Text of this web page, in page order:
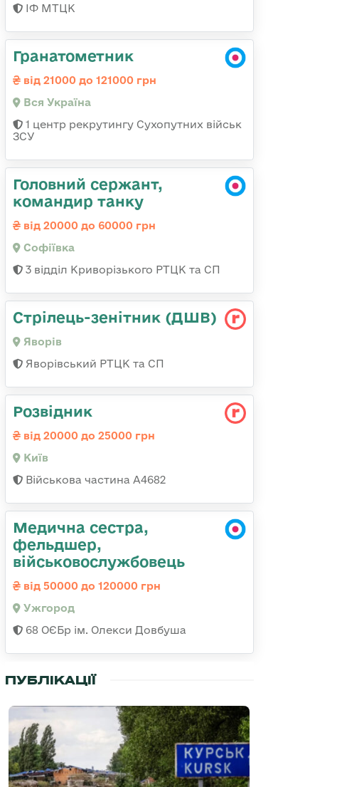
ІФ МТЦК
Гранатометник
від 21000 до 121000 грн
Вся Україна
1 центр рекрутингу Сухопутних військ
ЗСУ
Головний сержант,
командир танку
від 20000 до 60000 грн
Софіївка
3 відділ Криворізького РТЦК та СП
Стрілець-зенітник (ДШВ)
Яворів
Яворівський РТЦК та СП
Розвідник
від 20000 до 25000 грн
Київ
Військова частина А4682
Медична сестра,
фельдшер,
військовослужбовець
від 50000 до 120000 грн
Ужгород
68 ОЄБр ім. Олекси Довбуша
ПУБЛІКАЦІЇ